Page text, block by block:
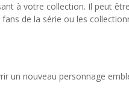
à votre collection. Il peut
de la série ou les
un nouveau personnage